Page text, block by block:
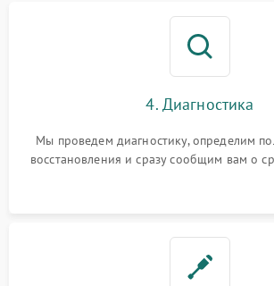
4. Диагностика
Мы проведем диагностику, определим
восстановления и сразу сообщим вам о